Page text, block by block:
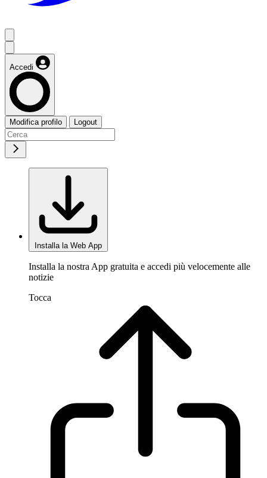
Accedi
Modifica profilo Logout
Installa la Web App
Installa la nostra App gratuita e accedi più velocemente alle
notizie
Tocca